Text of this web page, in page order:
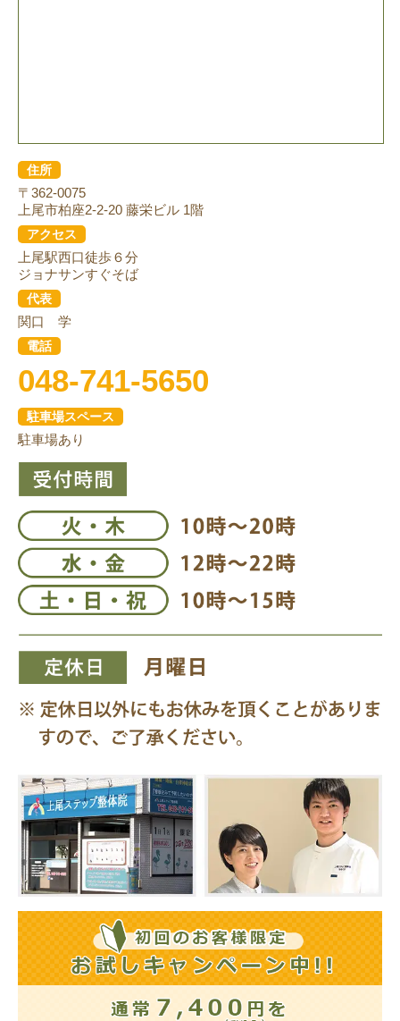
住所
〒362-0075
上尾市柏座2-2-20 藤栄ビル 1階
アクセス
上尾駅西口徒歩６分
ジョナサンすぐそば
代表
関口 学
電話
048-741-5650
駐車場スペース
駐車場あり